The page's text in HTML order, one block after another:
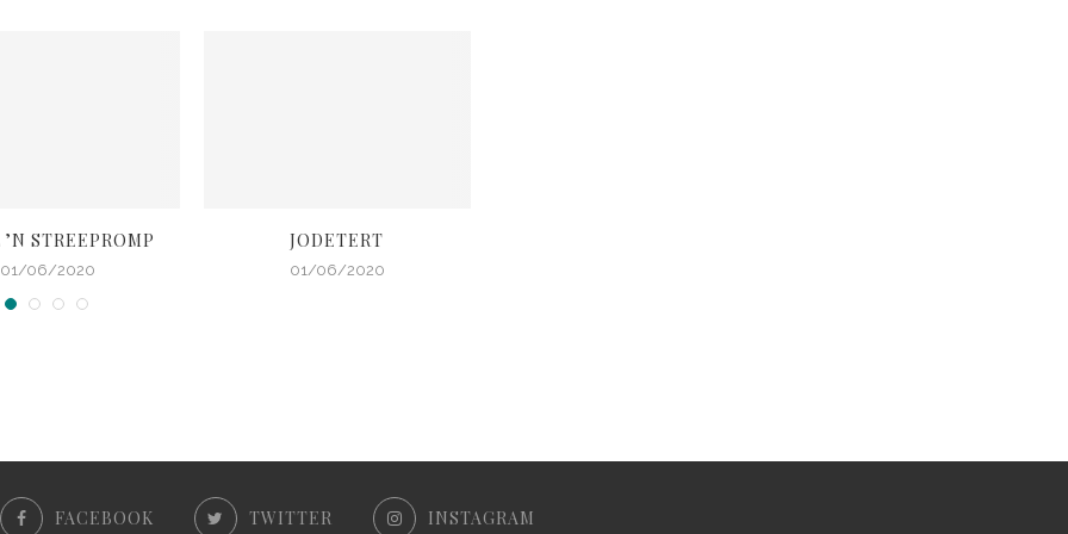
STREEPROMP
01/06/2020
JODETERT
01/06/2020
FACEBOOK TWITTER INSTAGRAM